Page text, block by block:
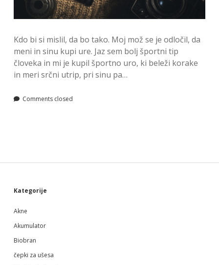
Kdo bi si mislil, da bo tako. Moj mož se je odločil, da
meni in sinu kupi ure. Jaz sem bolj športni tip
človeka in mi je kupil športno uro, ki beleži korake
in meri srčni utrip, pri sinu pa…
Comments closed
Sidebar
Kategorije
Akne
Akumulator
Biobran
čepki za ušesa